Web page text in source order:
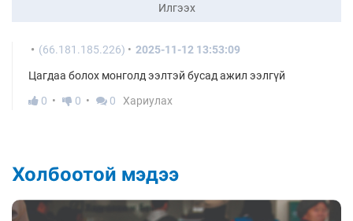
Илгээх
(66.181.185.226) 2025-11-12 13:53:09
Цагдаа болох монголд ээлтэй бусад ажил ээлгүй
0
0 0 Хариулах
Холбоотой мэдээ